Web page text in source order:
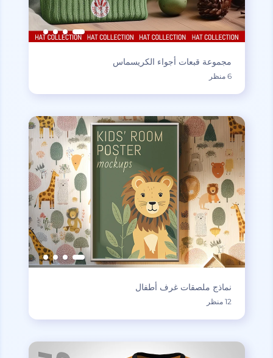
مجموعة قبعات أجواء الكريسماس
6 منظر
نماذج ملصقات غرف أطفال
12 منظر